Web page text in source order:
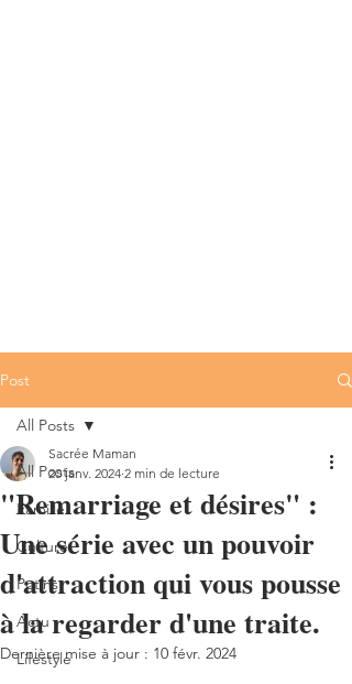
Post
All Posts
Famille
Culture
Potins
Actu
Lifestyle
All Posts
"Remarriage et désires" :
Une série avec un pouvoir
d'attraction qui vous pousse
à la regarder d'une traite.
Sacrée Maman
20 janv. 2024 2 min de lecture
Dernière mise à jour : 10 févr. 2024